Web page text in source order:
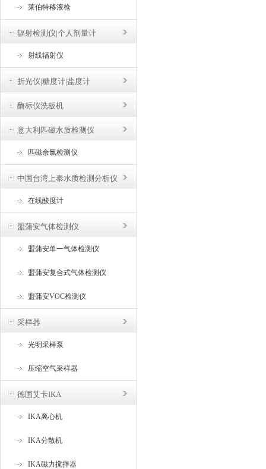
莱伯特移液枪
辐射检测仪|个人剂量计
射线辐射仪
折光仪|糖度计|盐度计
酶标仪洗板机
意大利匹磁水质检测仪
匹磁余氯检测仪
中国台湾上泰水质检测分析仪
在线酸度计
盟蒲安气体检测仪
盟蒲安单一气体检测仪
盟蒲安复合式气体检测仪
盟蒲安VOC检测仪
采样器
光明采样泵
压缩空气采样器
德国艾卡IKA
IKA离心机
IKA分散机
IKA磁力搅拌器